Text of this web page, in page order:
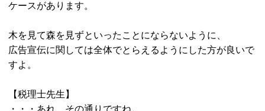
ケースがあります。
木を見て森を見ずといったことにならないように、
広告宣伝に関しては全体でとらえるようにした方が良いで
すよ。
【税理士先生】